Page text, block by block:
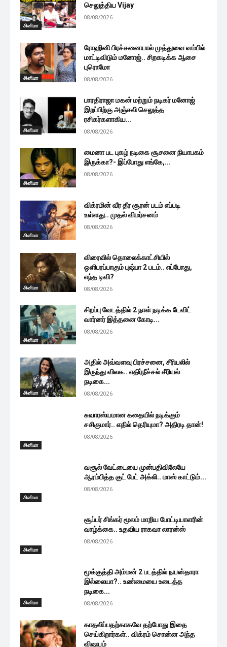
சினிமா
செலுத்திய Vijay
08/08/2026
சினிமா
ரோஹினி பிரச்சனையால் முத்துவை வம்பில்
மாட்டிவிடும் மனோஜ்.. சிறகடிக்க ஆசை
புரொமோ
08/08/2026
சினிமா
பாரதிராஜா மகன் மற்றும் நடிகர் மனோஜ்
இறப்பிற்கு அஞ்சலி செலுத்த
ரசிகர்களாகிய...
08/08/2026
சினிமா
மைனா பட புகழ் நடிகை சூசனை நியாபகம்
இருக்கா?- இப்போது எங்கே,...
08/08/2026
சினிமா
விக்ரமின் வீர தீர சூரன் படம் எப்படி
உள்ளது.. முதல் விமர்சனம்
08/08/2026
சினிமா
விரைவில் தொலைக்காட்சியில்
ஒளிபரப்பாகும் புஷ்பா 2 படம்.. எப்போது,
எந்த டிவி?
08/08/2026
சினிமா
சிறப்பு வேடத்தில் 2 நாள் நடிக்க டேவிட்
வார்னர் இத்தனை கோடி...
08/08/2026
சினிமா
அதில் அவ்வளவு பிரச்சனை, சீரியலில்
இருந்து விலக.. எதிர்நீச்சல் சீரியல்
நடிகை...
08/08/2026
சினிமா
சுவாரஸ்யமான கதையில் நடிக்கும்
சசிகுமார்.. எதில் தெரியுமா? அதிரடி தான்!
08/08/2026
சினிமா
வசூல் வேட்டையை முன்பதிவிலேயே
ஆரம்பித்த குட் பேட் அக்லி.. மாஸ் காட்டும்...
08/08/2026
சினிமா
சூப்பர் சிங்கர் மூலம் மாறிய போட்டியாளரின்
வாழ்க்கை.. உதவிய ராகவா லாரன்ஸ்
08/08/2026
சினிமா
மூக்குத்தி அம்மன் 2 படத்தில் நயன்தாரா
இல்லையா?.. உண்மையை உடைத்த
நடிகை...
08/08/2026
காதலிப்பதற்காகவே தற்போது இதை
செய்கிறார்கள்.. விக்ரம் சொன்ன அந்த
விஷயம்